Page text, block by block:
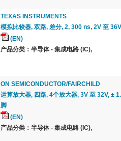
TEXAS INSTRUMENTS
模拟比较器, 双路, 差分, 2, 300 ns, 2V 至
(EN)
产品分类：半导体 - 集成电路 (IC),
ON SEMICONDUCTOR/FAIRCHILD
运算放大器, 四路, 4个放大器, 3V 至 32V, ±
脚
(EN)
产品分类：半导体 - 集成电路 (IC),